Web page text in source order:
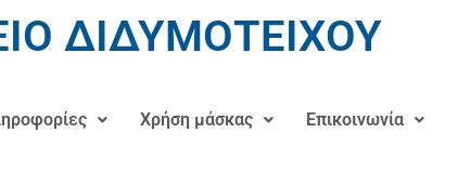
ΔΙΔΥΜΟΤΕΙΧΟΥ
Χρήση μάσκας Επικοινωνία